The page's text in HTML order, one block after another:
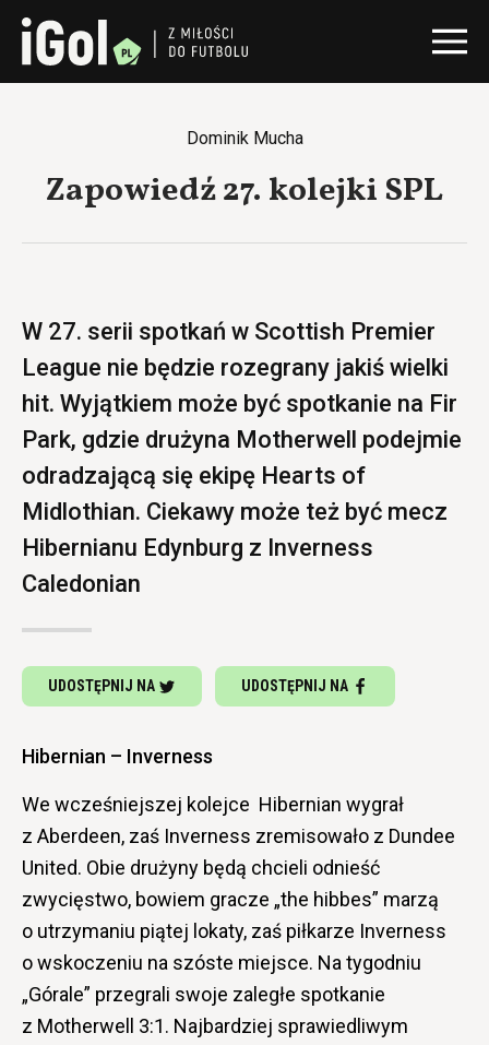
Dominik Mucha
Zapowiedź 27. kolejki SPL
W 27. serii spotkań w Scottish Premier
League nie będzie rozegrany jakiś wielki
hit. Wyjątkiem może być spotkanie na Fir
Park, gdzie drużyna Motherwell podejmie
odradzającą się ekipę Hearts of
Midlothian. Ciekawy może też być mecz
Hibernianu Edynburg z Inverness
Caledonian
UDOSTĘPNIJ NA UDOSTĘPNIJ NA
Hibernian – Inverness
We wcześniejszej kolejce Hibernian wygrał
z Aberdeen, zaś Inverness zremisowało z Dundee
United. Obie drużyny będą chcieli odnieść
zwycięstwo, bowiem gracze „the hibbes” marzą
o utrzymaniu piątej lokaty, zaś piłkarze Inverness
o wskoczeniu na szóste miejsce. Na tygodniu
„Górale” przegrali swoje zaległe spotkanie
z Motherwell 3:1. Najbardziej sprawiedliwym